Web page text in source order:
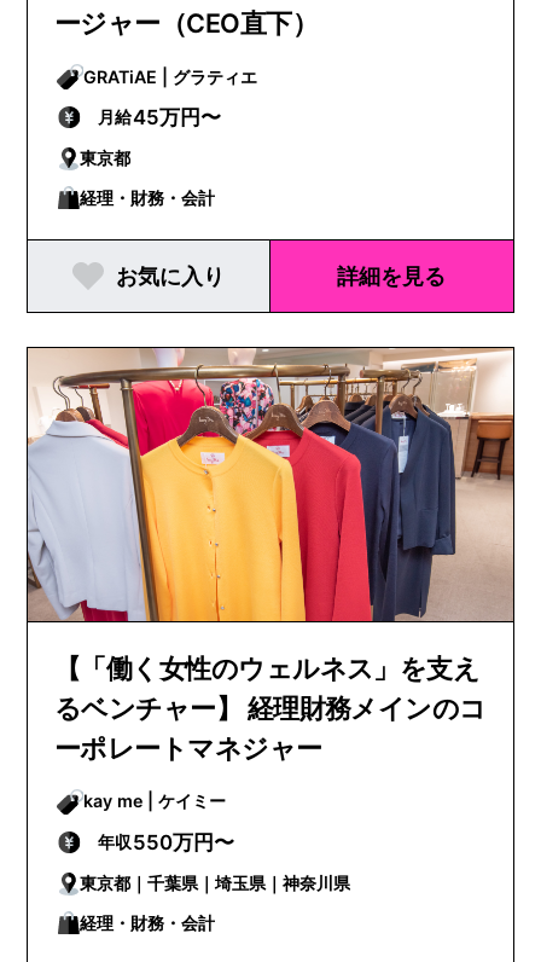
ージャー（CEO直下）
GRATiAE | グラティエ
月給45万円〜
東京都
経理・財務・会計
お気に入り 詳細を見る
【「働く女性のウェルネス」を支え
るベンチャー】 経理財務メインのコ
ーポレートマネジャー
kay me | ケイミー
年収550万円〜
東京都｜千葉県｜埼玉県｜神奈川県
経理・財務・会計